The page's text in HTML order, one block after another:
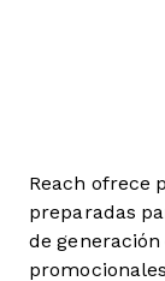
Reach ofrece
preparadas
de